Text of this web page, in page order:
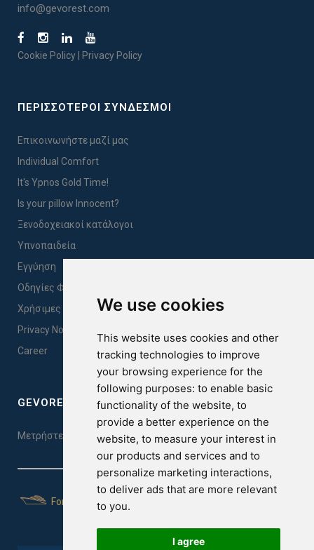
We use cookies
This website uses cookies and other
tracking technologies to improve
your browsing experience for the
following purposes: to enable basic
functionality of the website, to
provide a better experience on the
website, to measure your interest in
our products and services and to
personalize marketing interactions,
to deliver ads that are more relevant
to you.
I agree
info@gevorest.com
Cookie Policy Privacy Policy
ΠΕΡΙΣΣΟΤΕΡΟΙ ΣΥΝΔΕΣΜΟΙ
Επικοινωνήστε μαζί μας
Individual Comfort
It's Ypnos Gold Time!
Is your pillow Innocent?
Ξενοδοχειακοί κατάλογοι
Υπνοπαιδεία
Εγγύηση
Οδηγίες Φροντίδας & Κατάλληλης Χρήσης Προϊόντων
Χρήσιμες Πληροφορίες
Privacy Notice Sales
Career
GEVOREST SLEEP QUALITY INDEX
Μετρήστε την ποιότητα του ύπνου σας. Κάντε το τεστ εδώ!
For Yachts